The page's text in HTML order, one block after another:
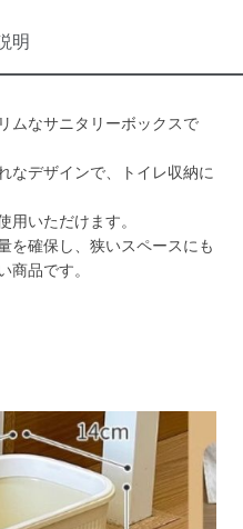
明
ムなサニタリーボックスで
なデザインで、トイレ収納に
用いただけます。
を確保し、狭いスペースにも
商品です。